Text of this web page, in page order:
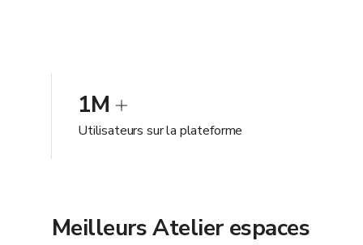
1M
Utilisateurs sur la plateforme
Meilleurs Atelier espaces